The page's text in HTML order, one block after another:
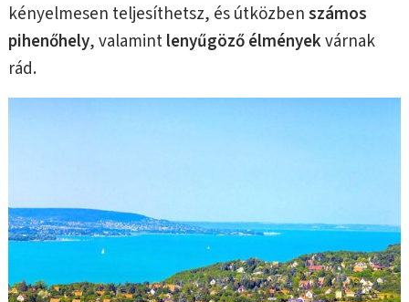
kényelmesen teljesíthetsz, és útközbenszámos
pihenőhely, valamintlenyűgöző élményekvárnak
rád.